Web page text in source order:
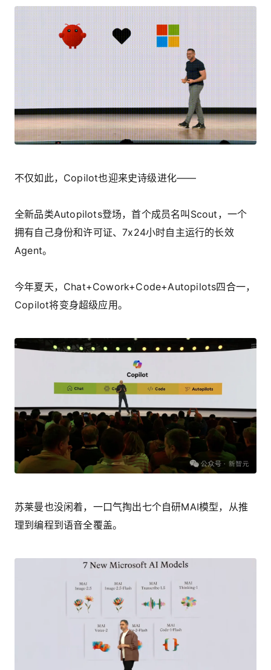
不仅如此，Copilot也迎来史诗级进化——
全新品类Autopilots登场，首个成员名叫Scout，一个
拥有自己身份和许可证、7x24小时自主运行的长效
Agent。
今年夏天，Chat+Cowork+Code+Autopilots四合一，
Copilot将变身超级应用。
苏莱曼也没闲着，一口气掏出七个自研MAI模型，从推
理到编程到语音全覆盖。